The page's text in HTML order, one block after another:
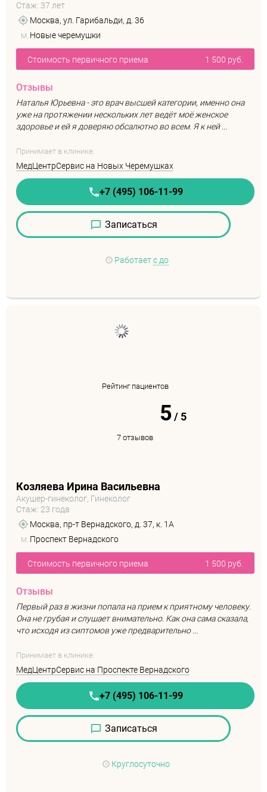
Стаж: 37 лет
Москва, ул. Гарибальди, д. 36
м. Новые черемушки
Стоимость первичного приема 1 500 руб.
Отзывы
Наталья Юрьевна - это врач высшей категории, именно она
уже на протяжении нескольких лет ведёт моё женское
здоровье и ей я доверяю обсалютно во всем. Я к ней ...
Принимает в клинике:
МедЦентрСервис на Новых Черемушках
+7 (495) 106-11-99
Записаться
Работает с до
Рейтинг пациентов
5/5
7 отзывов
Козляева Ирина Васильевна
Акушер-гинеколог, Гинеколог
Стаж: 23 года
Москва, пр-т Вернадского, д. 37, к. 1А
м. Проспект Вернадского
Стоимость первичного приема 1 500 руб.
Отзывы
Первый раз в жизни попала на прием к приятному человеку.
Она не грубая и слушает внимательно. Как она сама сказала,
что исходя из сиптомов уже предварительно ...
Принимает в клинике:
МедЦентрСервис на Проспекте Вернадского
+7 (495) 106-11-99
Записаться
Круглосуточно